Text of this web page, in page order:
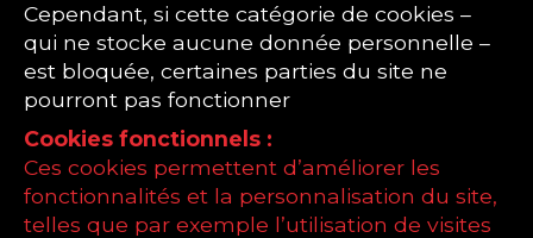
Cependant, si cette catégorie de cookies –
qui ne stocke aucune donnée personnelle –
est bloquée, certaines parties du site ne
pourront pas fonctionner
Cookies fonctionnels :
Ces cookies permettent d’améliorer les
fonctionnalités et la personnalisation du site,
telles que par exemple l’utilisation de visites